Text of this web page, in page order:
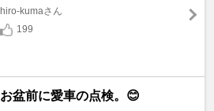
hiro-kumaさん
199
お盆前に愛車の点検。😊